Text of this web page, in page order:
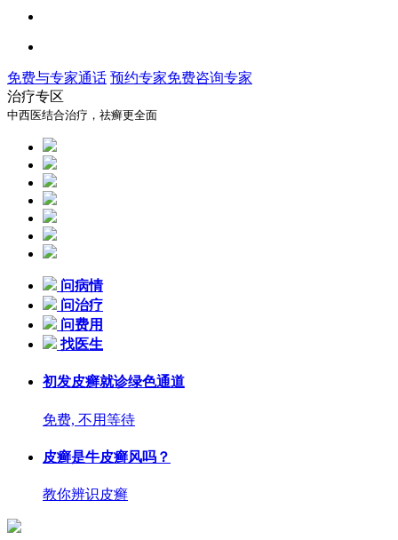
免费与专家通话 预约专家免费咨询专家
治疗专区
中西医结合治疗，祛癣更全面
问病情
问治疗
问费用
找医生
初发皮癣就诊绿色通道
免费, 不用等待
皮癣是牛皮癣风吗？
教你辨识皮癣